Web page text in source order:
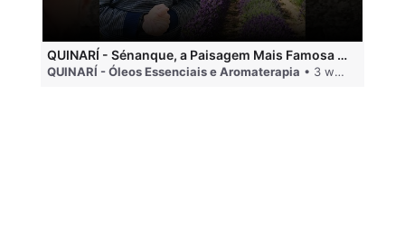
QUINARÍ - Sénanque, a Paisagem Mais Famosa da Aromaterapia
QUINARÍ - Óleos Essenciais e Aromaterapia • 3 weeks ago